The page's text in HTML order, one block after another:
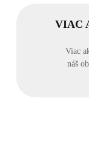
VIAC
Viac
náš